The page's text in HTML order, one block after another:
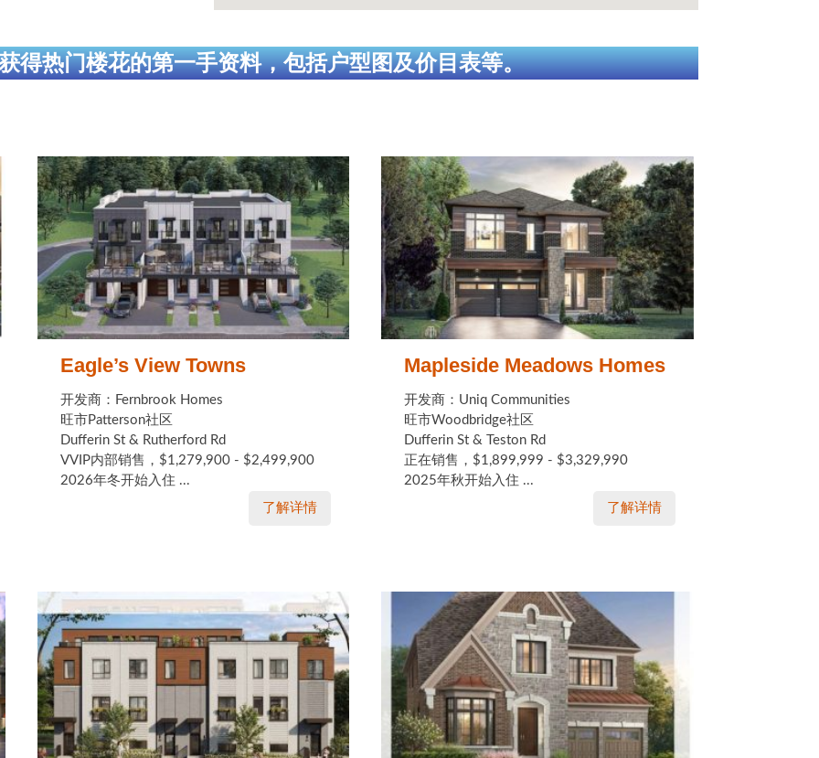
得热门楼花的第一手资料，包括户型图及价目表等。
Eagle’s View Towns
开发商：Fernbrook Homes
旺市Patterson社区
Dufferin St & Rutherford Rd
VVIP内部销售，$1,279,900 - $2,499,900
2026年冬开始入住 ...
了解详情
Mapleside Meadows Homes
开发商：Uniq Communities
旺市Woodbridge社区
Dufferin St & Teston Rd
正在销售，$1,899,999 - $3,329,990
2025年秋开始入住 ...
了解详情